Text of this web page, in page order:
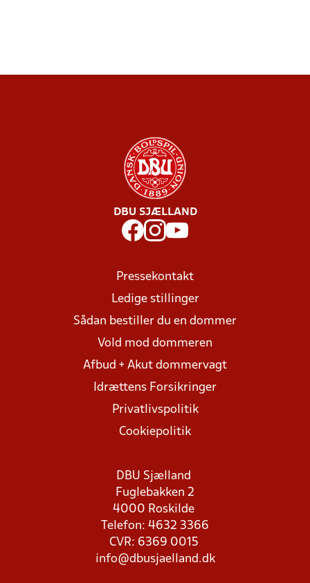
DBU SJÆLLAND
Pressekontakt
Ledige stillinger
Sådan bestiller du en dommer
Vold mod dommeren
Afbud + Akut dommervagt
Idrættens Forsikringer
Privatlivspolitik
Cookiepolitik
DBU Sjælland
Fuglebakken 2
4000 Roskilde
Telefon: 4632 3366
CVR: 6369 0015
info@dbusjaelland.dk